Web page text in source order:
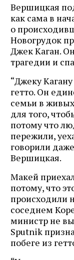
Вершицкая
как сама в
о
Новогрудок
Джек Каган.
трагедии и
“Джеку
гетто. Он
семьи в
для того,
потому что
пережили,
говорили
Вершицкая.
Макей
потому, что
происходили
соседнем
министр не
Sputnik
побеге из